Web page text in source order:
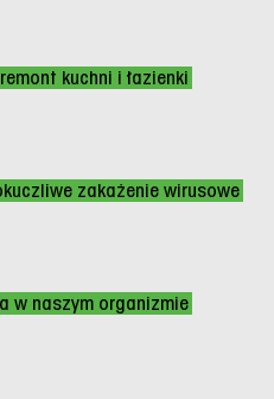
kuchni i łazienki
zakażenie wirusowe
w naszym organizmie